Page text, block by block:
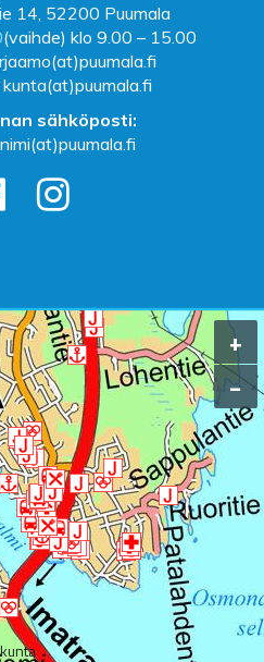
14, 52200 Puumala
(vaihde) klo 9.00 – 15.00
kunta(at)puumala.fi
sähköposti: